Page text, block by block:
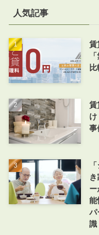
人気記事
賃
賃
け
事
ー
能
パ
識